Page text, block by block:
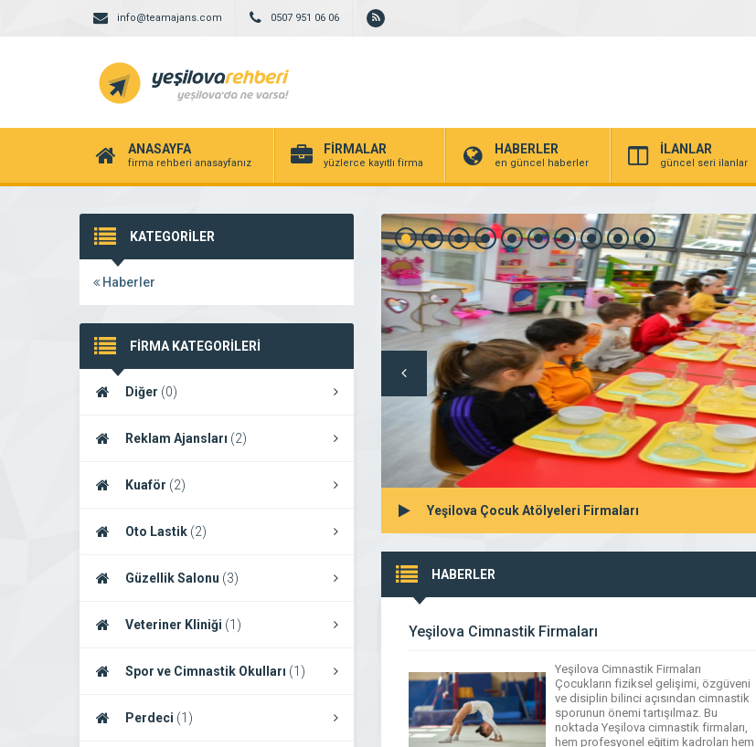
info@teamajans.com 0507 951 06 06
ANASAYFA
firma rehberi anasayfanız
FİRMALAR
yüzlerce kayıtlı firma
HABERLER
en güncel haberler
İLANLAR
güncel seri ilanlar
KATEGORİLER
Haberler
FİRMA KATEGORİLERİ
Diğer (0)
Reklam Ajansları (2)
Kuaför (2)
Oto Lastik (2)
Güzellik Salonu (3)
Veteriner Kliniği (1)
Spor ve Cimnastik Okulları (1)
Perdeci (1)
Yeşilova Çocuk Atölyeleri Firmaları
HABERLER
Yeşilova Cimnastik Firmaları
Yeşilova Cimnastik Firmaları
Çocukların fiziksel gelişimi, özgüveni
ve disiplin bilinci açısından cimnastik
sporunun önemi tartışılmaz. Bu
noktada Yeşilova cimnastik firmaları,
hem profesyonel eğitim kadroları hem